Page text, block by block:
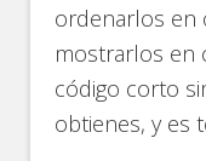
ordenarlos en
mostrarlos en
código corto
obtienes, y es